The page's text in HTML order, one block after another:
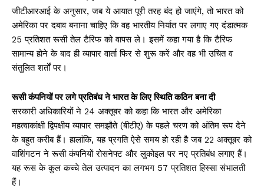
जीटीआरआई के अनुसार, जब ये आयात पूरी तरह बंद हो जाएंगे, तो भारत को
अमेरिका पर दबाव बनाना चाहिए कि वह भारतीय निर्यात पर लगाए गए दंडात्मक
25 प्रतिशत रूसी तेल टैरिफ को वापस ले। इसमें कहा गया है कि टैरिफ
सामान्य होने के बाद ही व्यापार वार्ता फिर से शुरू करें और वह भी उचित व
संतुलित शर्तों पर।
रूसी कंपनियों पर लगे प्रतिबंध ने भारत के लिए स्थिति कठिन बना दी
सरकारी अधिकारियों ने 24 अक्तूबर को कहा कि भारत और अमेरिका
महत्वाकांक्षी द्विपक्षीय व्यापार समझौते (बीटीए) के पहले चरण को अंतिम रूप देने
के बहुत करीब हैं। हालांकि, यह प्रगति ऐसे समय हो रही है जब 22 अक्तूबर को
वाशिंगटन ने रूसी कंपनियों रोसनेफ्ट और लुकोइल पर नए प्रतिबंध लगाए हैं।
यह रूस के कुल कच्चे तेल उत्पादन का लगभग 57 प्रतिशत हिस्सा संभालती
हैं।